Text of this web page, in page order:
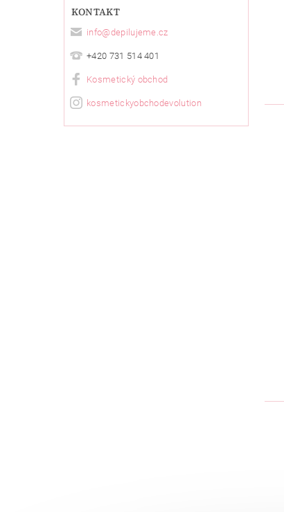
KONTAKT
info@depilujeme.cz
+420 731 514 401
Kosmetický obchod
kosmetickyobchodevolution